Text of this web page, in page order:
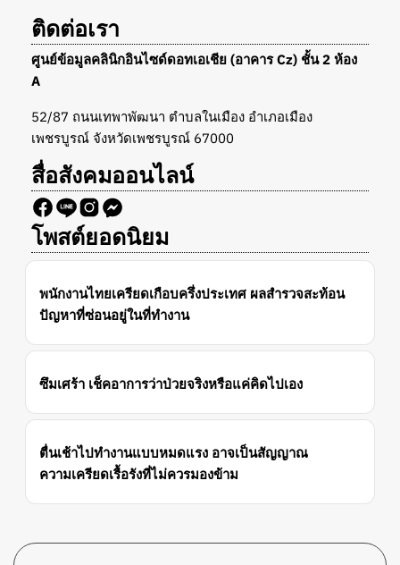
ติดต่อเรา
ศูนย์ข้อมูลคลินิกอินไซด์ดอทเอเชีย (อาคาร Cz) ชั้น 2 ห้อง
A
52/87 ถนนเทพาพัฒนา ตำบลในเมือง อำเภอเมือง
เพชรบูรณ์ จังหวัดเพชรบูรณ์ 67000
สื่อสังคมออนไลน์
โพสต์ยอดนิยม
พนักงานไทยเครียดเกือบครึ่งประเทศ ผลสำรวจสะท้อน
ปัญหาที่ซ่อนอยู่ในที่ทำงาน
ซึมเศร้า เช็คอาการว่าป่วยจริงหรือแค่คิดไปเอง
ตื่นเช้าไปทำงานแบบหมดแรง อาจเป็นสัญญาณ
ความเครียดเรื้อรังที่ไม่ควรมองข้าม